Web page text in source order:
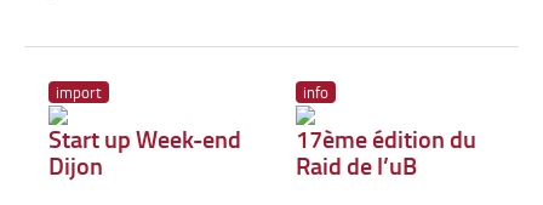
import
Start up Week-end
Dijon
info
17ème édition du
Raid de l’uB